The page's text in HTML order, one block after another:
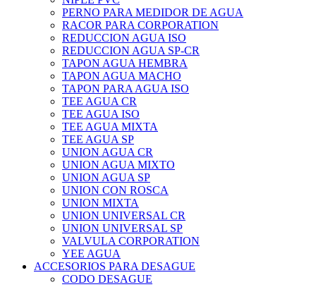
PERNO PARA MEDIDOR DE AGUA
RACOR PARA CORPORATION
REDUCCION AGUA ISO
REDUCCION AGUA SP-CR
TAPON AGUA HEMBRA
TAPON AGUA MACHO
TAPON PARA AGUA ISO
TEE AGUA CR
TEE AGUA ISO
TEE AGUA MIXTA
TEE AGUA SP
UNION AGUA CR
UNION AGUA MIXTO
UNION AGUA SP
UNION CON ROSCA
UNION MIXTA
UNION UNIVERSAL CR
UNION UNIVERSAL SP
VALVULA CORPORATION
YEE AGUA
ACCESORIOS PARA DESAGUE
CODO DESAGUE